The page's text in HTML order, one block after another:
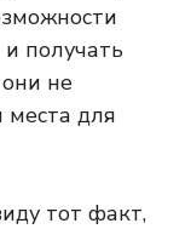
получать
не
места для
тот факт,